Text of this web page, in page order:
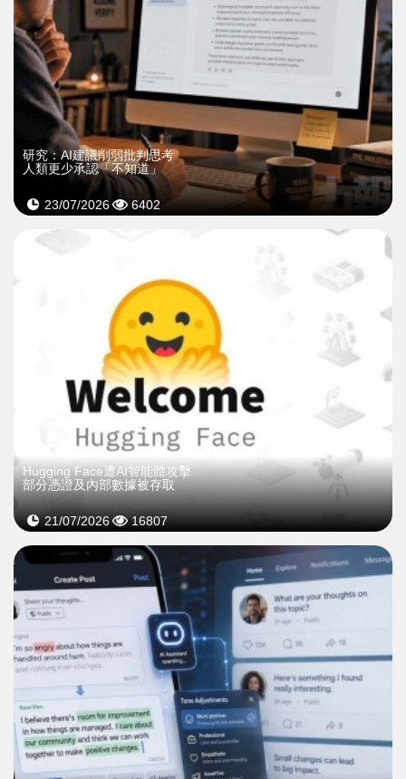
研究：AI建議削弱批判思考
人類更少承認「不知道」
23/07/2026 6402
Hugging Face遭AI智能體攻擊
部分憑證及內部數據被存取
21/07/2026 16807